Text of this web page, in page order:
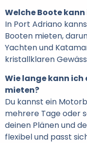
Welche Boote
In Port Adriano
Booten mieten,
Yachten und
kristallklaren
Wie lange kann
mieten?
Du kannst ein
mehrere Tage oder
deinen Plänen und
flexibel und passt